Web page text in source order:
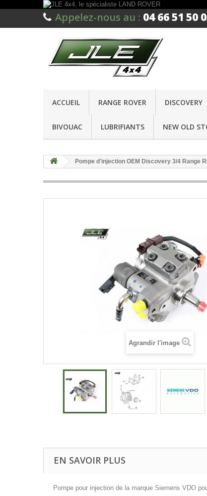
Appelez-nous au : 04 66 51 50
ACCUEIL RANGE ROVER DISCOVERY
BIVOUAC LUBRIFIANTS NEW OLD
Pompe d'injection OEM Discovery 3/4 Range
Agrandir l'image
EN SAVOIR PLUS
Pompe pour injection de la marque Siemens VDO